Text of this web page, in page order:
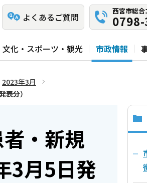
よくあるご質問
西宮市総合
文化・スポーツ・観光 市政情報
2023年3月
分）
・新規
3月5日発